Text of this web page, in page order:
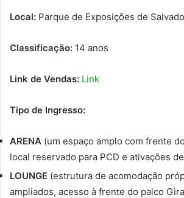
Local: Parque de Exposições de
Classificação: 14 anos
Link de Vendas: Link
Tipo de Ingresso:
ARENA (um espaço amplo com frente
local reservado para PCD e ativações
LOUNGE (estrutura de acomodação
ampliados, acesso à frente do palco